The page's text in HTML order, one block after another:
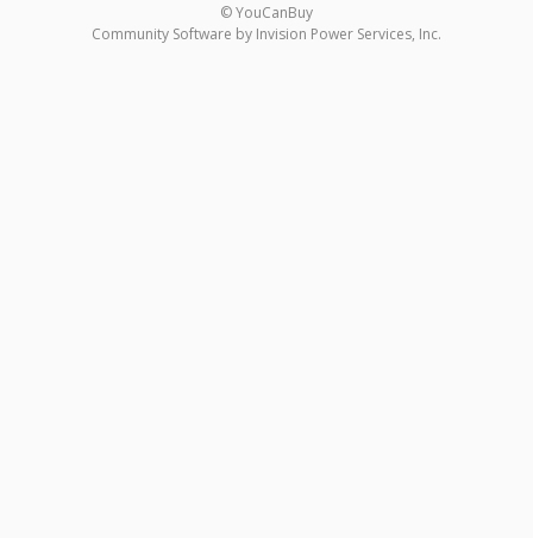
© YouCanBuy
Community Software by Invision Power Services, Inc.